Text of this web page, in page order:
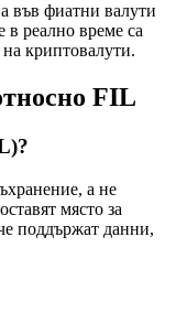
във фиатни валути
реално време са
криптовалути.
FIL
а не
място за
поддържат данни,